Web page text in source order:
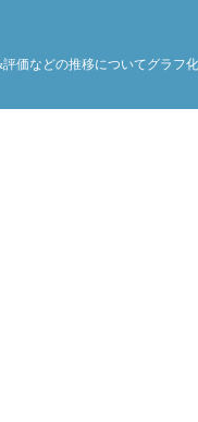
価などの推移についてグラフ化